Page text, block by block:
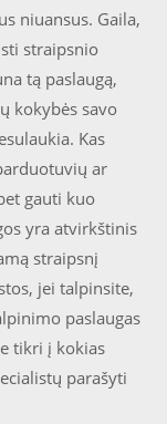
niuansus. Gaila,
straipsnio
tą paslaugą,
kokybės savo
Kas
ar
gauti kuo
yra atvirkštinis
straipsnį
jei talpinsite,
paslaugas
tikri į kokias
parašyti